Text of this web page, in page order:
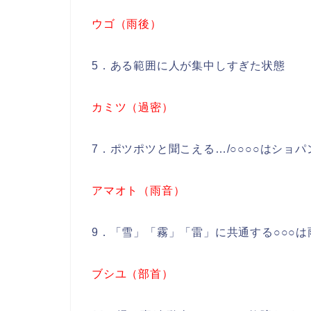
ウゴ（雨後）
5．ある範囲に人が集中しすぎた状態
カミツ（過密）
7．ポツポツと聞こえる…/○○○○はショパ
アマオト（雨音）
9．「雪」「霧」「雷」に共通する○○○は
ブシユ（部首）